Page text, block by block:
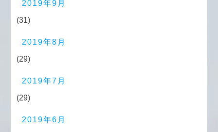
2019年9月
(31)
2019年8月
(29)
2019年7月
(29)
2019年6月